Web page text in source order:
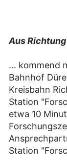
Aus
... kommend
Bahnhof
Kreisbahn
Station
etwa 10
Station